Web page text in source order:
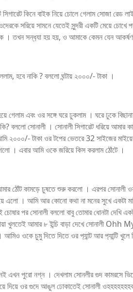
কিনে বাইক নিয়ে চোলে গেলাম সোজা রেড
সরিয়ে সামনে যেতেই সুন্দরী একটি মেয়ে চোখে
। তখন সন্ধ‍্যা হয় হয়, ও আমাকে কেমন যেন
হবে নাকি ? বললো ঘন্টায় ২০০০/- টাকা ।
গেলাম এবং ওর সঙ্গে ঘরে ঢুকলাম । ঘরে ঢুকে
বললো সোনালী । সোনালী সিগারেট ধরিয়ে
২০০০/- টাকা ওর টপের ভেতরে 32 সাইজের মাইয়ের
। এবার আমি ওকে জরিয়ে কিস করলাম ঠোঁটে ।
ঠোঁট কামড়ে চুষতে শুরু করলো । এরপর সোনালী
এলো । আমি আর কোনো কথা না মনের সুখে একটা
চোষার পর সোনালী বললো বাবু তোমার ধোনটা
খুলতেই আমার ৮ ইন্চি বাড়া দেখে সোনালী
ওকে চুমু দিতে দিতে ওর প‍্যান্ট আর প‍্যান্টি খুলে
এখন পুরো নগ্ন । দেখলাম সোনলীর গুদ কামরসে
দিয়ে ওর গুদে আঙুল ঢোকাতেই সোনালী